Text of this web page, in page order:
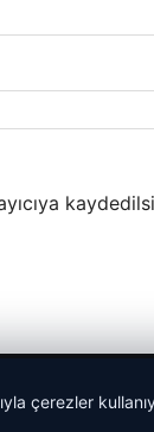
çerezler